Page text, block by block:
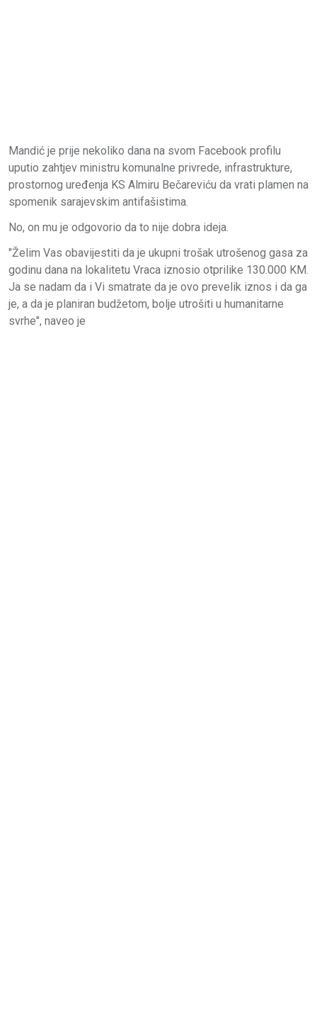
Mandić je prije nekoliko dana na svom Facebook profilu
uputio zahtjev ministru komunalne privrede, infrastrukture,
prostornog uređenja KS Almiru Bečareviću da vrati plamen na
spomenik sarajevskim antifašistima.
No, on mu je odgovorio da to nije dobra ideja.
"Želim Vas obavijestiti da je ukupni trošak utrošenog gasa za
godinu dana na lokalitetu Vraca iznosio otprilike 130.000 KM.
Ja se nadam da i Vi smatrate da je ovo prevelik iznos i da ga
je, a da je planiran budžetom, bolje utrošiti u humanitarne
svrhe", naveo je